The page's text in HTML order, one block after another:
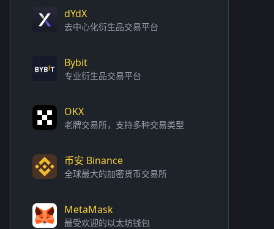
dYdX
去中心化衍生品交易平台
Bybit
专业衍生品交易平台
OKX
老牌交易所，支持多种交易类型
币安 Binance
全球最大的加密货币交易所
MetaMask
最受欢迎的以太坊钱包